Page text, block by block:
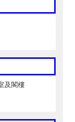
及閣樓